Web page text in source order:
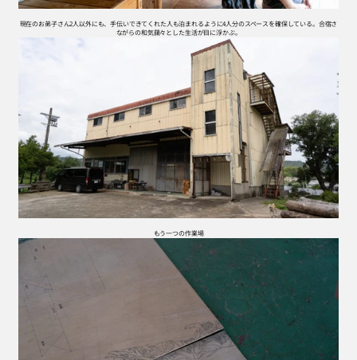
現在のお弟子さん2人以外にも、手伝いできてくれた人も泊まれるように4人分のスペースを確保している。合宿さ
ながらの和気藹々とした生活が目に浮かぶ。
もう一つの作業場